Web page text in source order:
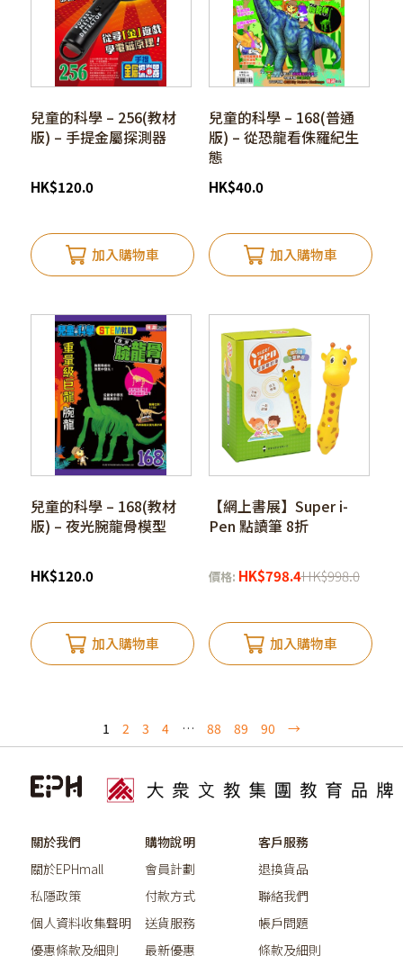
兒童的科學 – 256(教材
版) – 手提金屬探測器
HK$120.0
加入購物車
兒童的科學 – 168(普通
版) – 從恐龍看侏羅紀生
態
HK$40.0
加入購物車
兒童的科學 – 168(教材
版) – 夜光腕龍骨模型
HK$120.0
加入購物車
【網上書展】Super i-
Pen 點讀筆 8折
價格: HK$798.4HK$998.0
加入購物車
1 2 3 4 … 88 89 90 →
關於我們
關於EPHmall
私隱政策
個人資料收集聲明
優惠條款及細則
購物說明
會員計劃
付款方式
送貨服務
最新優惠
客戶服務
退換貨品
聯絡我們
帳戶問題
條款及細則